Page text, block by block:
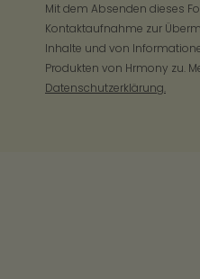
Mit dem Absenden dieses
Kontaktaufnahme zur
Inhalte und von
Produkten von Hrmony zu.
Datenschutzerklärung.